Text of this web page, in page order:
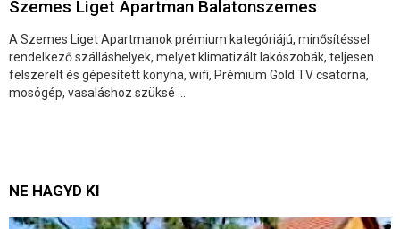
Szemes Liget Apartman Balatonszemes
A Szemes Liget Apartmanok prémium kategóriájú, minősítéssel
rendelkező szálláshelyek, melyet klimatizált lakószobák, teljesen
felszerelt és gépesített konyha, wifi, Prémium Gold TV csatorna,
mosógép, vasaláshoz szüksé ...
NE HAGYD KI